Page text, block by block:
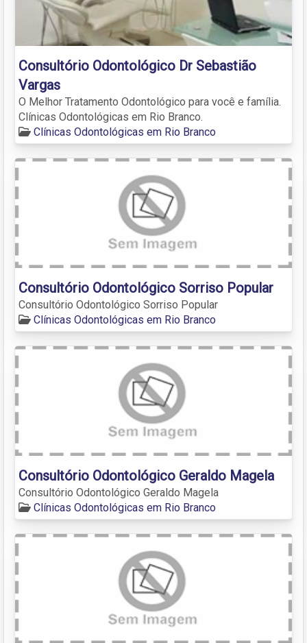
Consultório Odontológico Dr Sebastião
Vargas
O Melhor Tratamento Odontológico para você e família.
Clínicas Odontológicas em Rio Branco.
Clínicas Odontológicas em Rio Branco
Consultório Odontológico Sorriso Popular
Consultório Odontológico Sorriso Popular
Clínicas Odontológicas em Rio Branco
Consultório Odontológico Geraldo Magela
Consultório Odontológico Geraldo Magela
Clínicas Odontológicas em Rio Branco